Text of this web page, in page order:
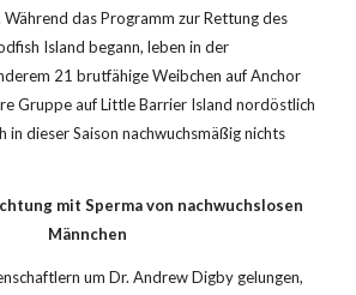
das Programm zur Rettung des
Island begann, leben in der
21 brutfähige Weibchen auf Anchor
Gruppe auf Little Barrier Island nordöstlich
in dieser Saison nachwuchsmäßig nichts
mit Sperma von nachwuchslosen
Männchen
um Dr. Andrew Digby gelungen,